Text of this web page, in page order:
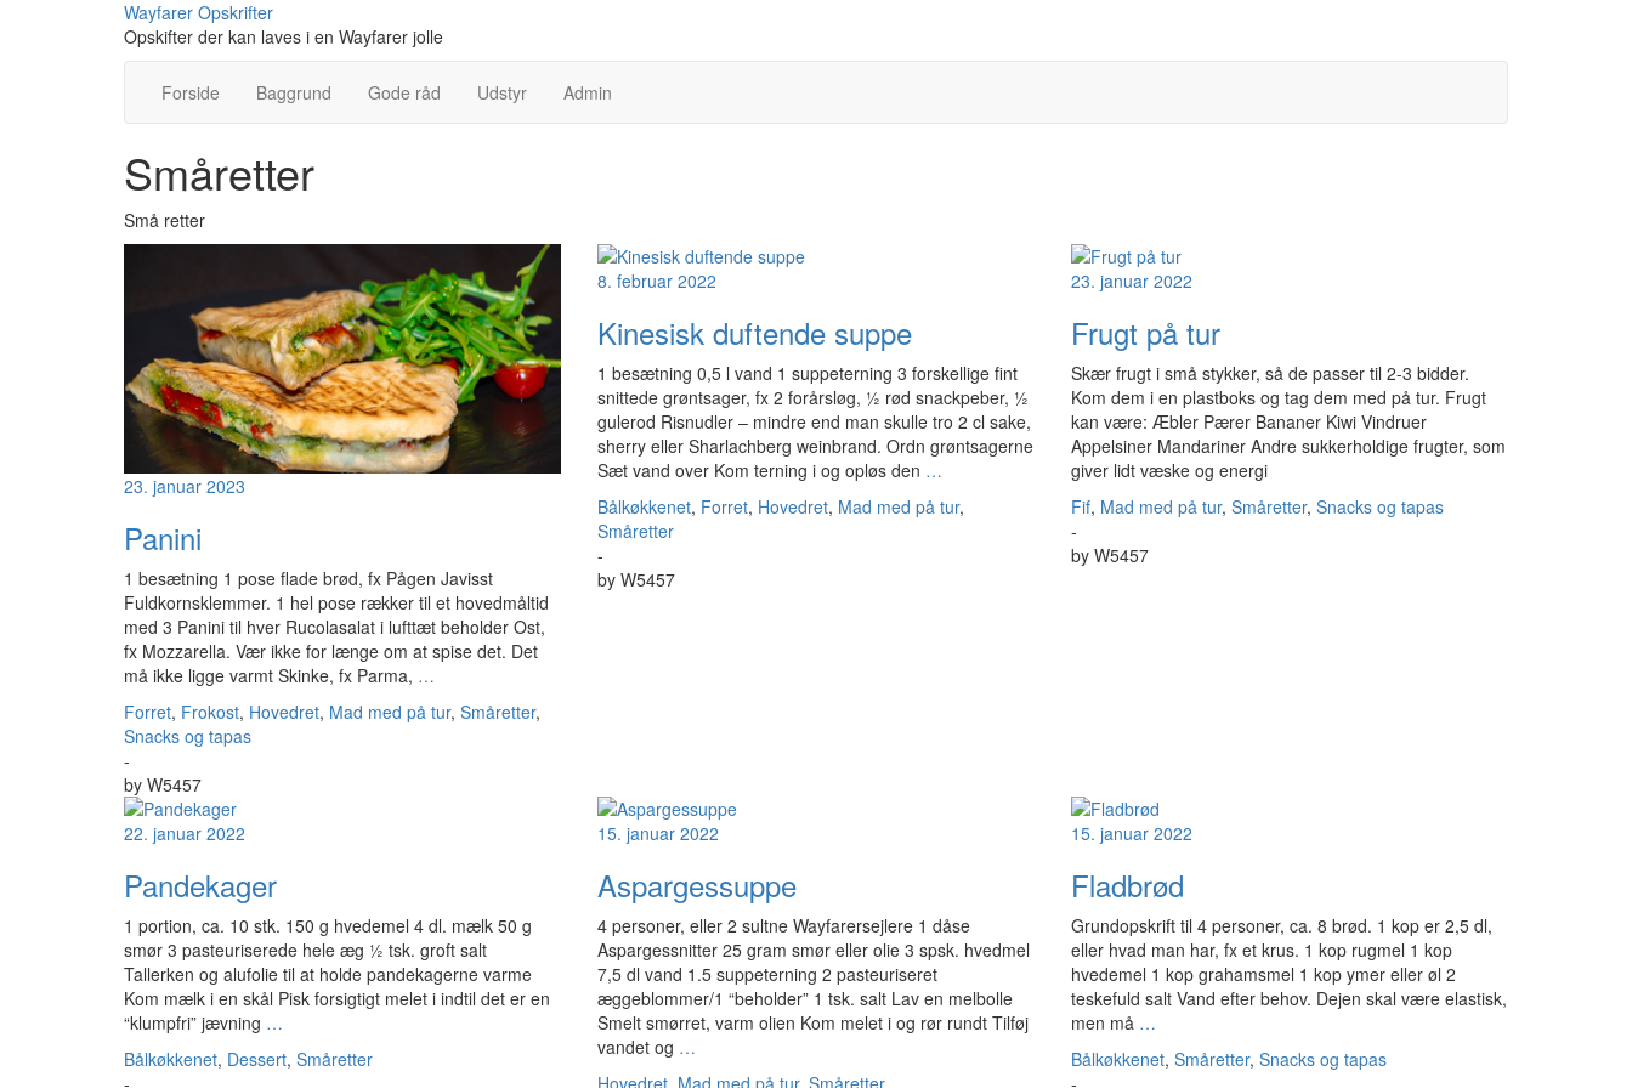
Wayfarer Opskrifter
Opskifter der kan laves i en Wayfarer jolle
Forside Baggrund Gode råd Udstyr Admin
Småretter
Små retter
23. januar 2023
Panini
1 besætning 1 pose flade brød, fx Pågen Javisst
Fuldkornsklemmer. 1 hel pose rækker til et hovedmåltid
med 3 Panini til hver Rucolasalat i lufttæt beholder Ost,
fx Mozzarella. Vær ikke for længe om at spise det. Det
må ikke ligge varmt Skinke, fx Parma, …
Forret, Frokost, Hovedret, Mad med på tur, Småretter,
Snacks og tapas
-
by W5457
8. februar 2022
Kinesisk duftende suppe
1 besætning 0,5 l vand 1 suppeterning 3 forskellige fint
snittede grøntsager, fx 2 forårsløg, ½ rød snackpeber, ½
gulerod Risnudler – mindre end man skulle tro 2 cl sake,
sherry eller Sharlachberg weinbrand. Ordn grøntsagerne
Sæt vand over Kom terning i og opløs den …
Bålkøkkenet, Forret, Hovedret, Mad med på tur,
Småretter
-
by W5457
23. januar 2022
Frugt på tur
Skær frugt i små stykker, så de passer til 2-3 bidder.
Kom dem i en plastboks og tag dem med på tur. Frugt
kan være: Æbler Pærer Bananer Kiwi Vindruer
Appelsiner Mandariner Andre sukkerholdige frugter, som
giver lidt væske og energi
Fif, Mad med på tur, Småretter, Snacks og tapas
-
by W5457
22. januar 2022
Pandekager
1 portion, ca. 10 stk. 150 g hvedemel 4 dl. mælk 50 g
smør 3 pasteuriserede hele æg ½ tsk. groft salt
Tallerken og alufolie til at holde pandekagerne varme
Kom mælk i en skål Pisk forsigtigt melet i indtil det er en
“klumpfri” jævning …
Bålkøkkenet, Dessert, Småretter
15. januar 2022
Aspargessuppe
4 personer, eller 2 sultne Wayfarersejlere 1 dåse
Aspargessnitter 25 gram smør eller olie 3 spsk. hvedmel
7,5 dl vand 1.5 suppeterning 2 pasteuriseret
æggeblommer/1 “beholder” 1 tsk. salt Lav en melbolle
Smelt smørret, varm olien Kom melet i og rør rundt Tilføj
vandet og …
15. januar 2022
Fladbrød
Grundopskrift til 4 personer, ca. 8 brød. 1 kop er 2,5 dl,
eller hvad man har, fx et krus. 1 kop rugmel 1 kop
hvedemel 1 kop grahamsmel 1 kop ymer eller øl 2
teskefuld salt Vand efter behov. Dejen skal være elastisk,
men må …
Bålkøkkenet, Småretter, Snacks og tapas